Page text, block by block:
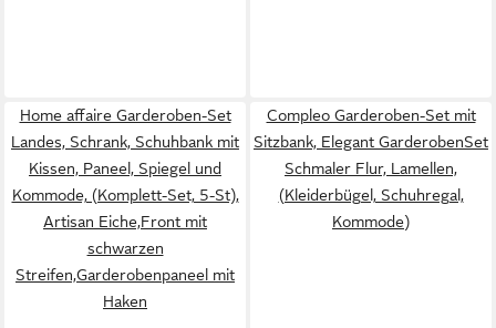
Home affaire Garderoben-Set
Landes, Schrank, Schuhbank mit
Kissen, Paneel, Spiegel und
Kommode, (Komplett-Set, 5-St),
Artisan Eiche,Front mit
schwarzen
Streifen,Garderobenpaneel mit
Haken
Compleo Garderoben-Set mit
Sitzbank, Elegant GarderobenSet
Schmaler Flur, Lamellen,
(Kleiderbügel, Schuhregal,
Kommode)